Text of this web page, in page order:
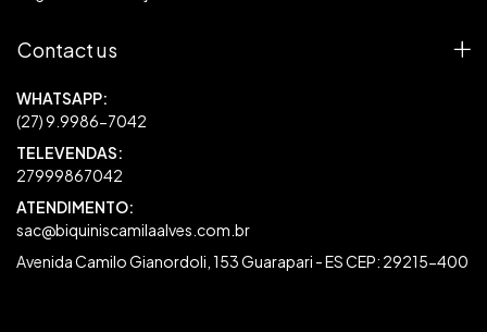
Contact us
27999867042
sac@biquiniscamilaalves.com.br
Avenida Camilo Gianordoli, 153 Guarapari - ES CEP: 29215-400